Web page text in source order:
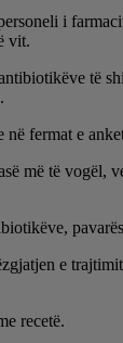
i
vit.
të
fermat e
më të
e
recetë.